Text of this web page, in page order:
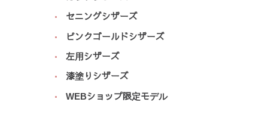
セニングシザーズ
ピンクゴールドシザーズ
左用シザーズ
漆塗りシザーズ
WEBショップ限定モデル